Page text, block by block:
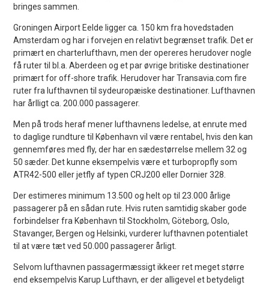
bringes sammen.
Groningen Airport Eelde ligger ca. 150 km fra hovedstaden
Amsterdam og har i forvejen en relativt begrænset trafik. Det er
primært en charterlufthavn, men der opereres herudover nogle
få ruter til bl.a. Aberdeen og et par øvrige britiske destinationer
primært for off-shore trafik. Herudover har Transavia.com fire
ruter fra lufthavnen til sydeuropæiske destinationer. Lufthavnen
har årlligt ca. 200.000 passagerer.
Men på trods heraf mener lufthavnens ledelse, at enrute med
to daglige rundture til København vil være rentabel, hvis den kan
gennemføres med fly, der har en sædestørrelse mellem 32 og
50 sæder. Det kunne eksempelvis være et turbopropfly som
ATR42-500 eller jetfly af typen CRJ200 eller Dornier 328.
Der estimeres minimum 13.500 og helt op til 23.000 årlige
passagerer på en sådan rute. Hvis ruten samtidig skaber gode
forbindelser fra København til Stockholm, Göteborg, Oslo,
Stavanger, Bergen og Helsinki, vurderer lufthavnen potentialet
til at være tæt ved 50.000 passagerer årligt.
Selvom lufthavnen passagermæssigt ikkeer ret meget større
end eksempelvis Karup Lufthavn, er der alligevel et betydeligt